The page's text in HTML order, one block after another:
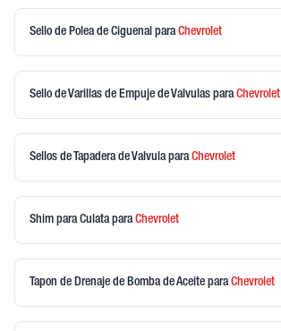
Sello de Polea de Ciguenal paraChevrolet
Sello de Varillas de Empuje de Valvulas paraChevrolet
Sellos de Tapadera de ValvulaparaChevrolet
Shim para CulataparaChevrolet
Tapon de Drenaje de Bomba de Aceite paraChevrolet